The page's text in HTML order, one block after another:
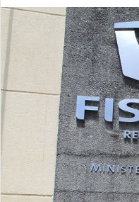
email